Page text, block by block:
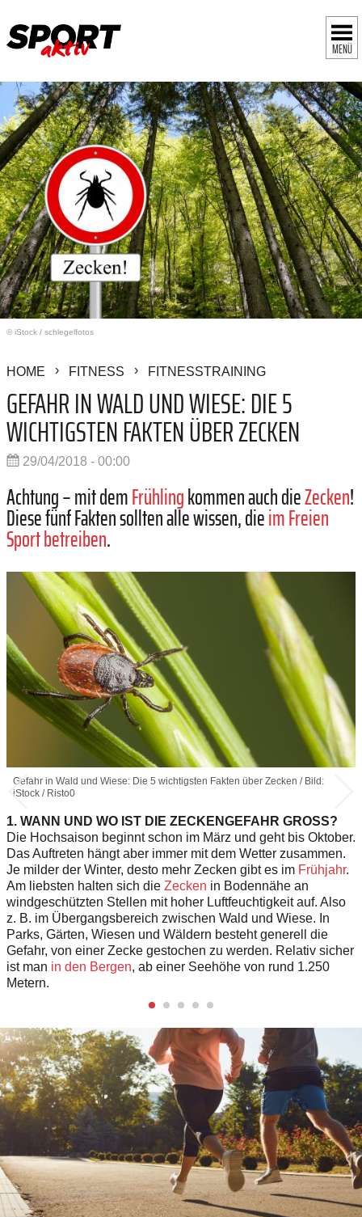
MENÜ
© iStock / schlegelfotos
HOME FITNESS FITNESSTRAINING
GEFAHR IN WALD UND WIESE: DIE 5
WICHTIGSTEN FAKTEN ÜBER ZECKEN
29/04/2018 - 00:00
Achtung – mit demFrühlingkommen auch dieZecken!
Diese fünf Fakten sollten alle wissen, dieim Freien
Sport betreiben.
Gefahr in Wald und Wiese: Die 5 wichtigsten Fakten über Zecken / Bild:
iStock / Risto0
1. WANN UND WO IST DIE ZECKENGEFAHR GROSS?
Die Hochsaison beginnt schon im März und geht bis Oktober.
Das Auftreten hängt aber immer mit dem Wetter zusammen.
Je milder der Winter, desto mehr Zecken gibt es im Frühjahr.
Am liebsten halten sich die Zecken in Bodennähe an
windgeschützten Stellen mit hoher Luftfeuchtigkeit auf. Also
z. B. im Über­gangsbereich zwischen Wald und Wiese. In
Parks, Gärten, Wiesen und Wäldern besteht generell die
Gefahr, von einer Zecke gestochen zu werden. Relativ sicher
ist man in den Bergen, ab einer Seehöhe von rund 1.250
Metern.